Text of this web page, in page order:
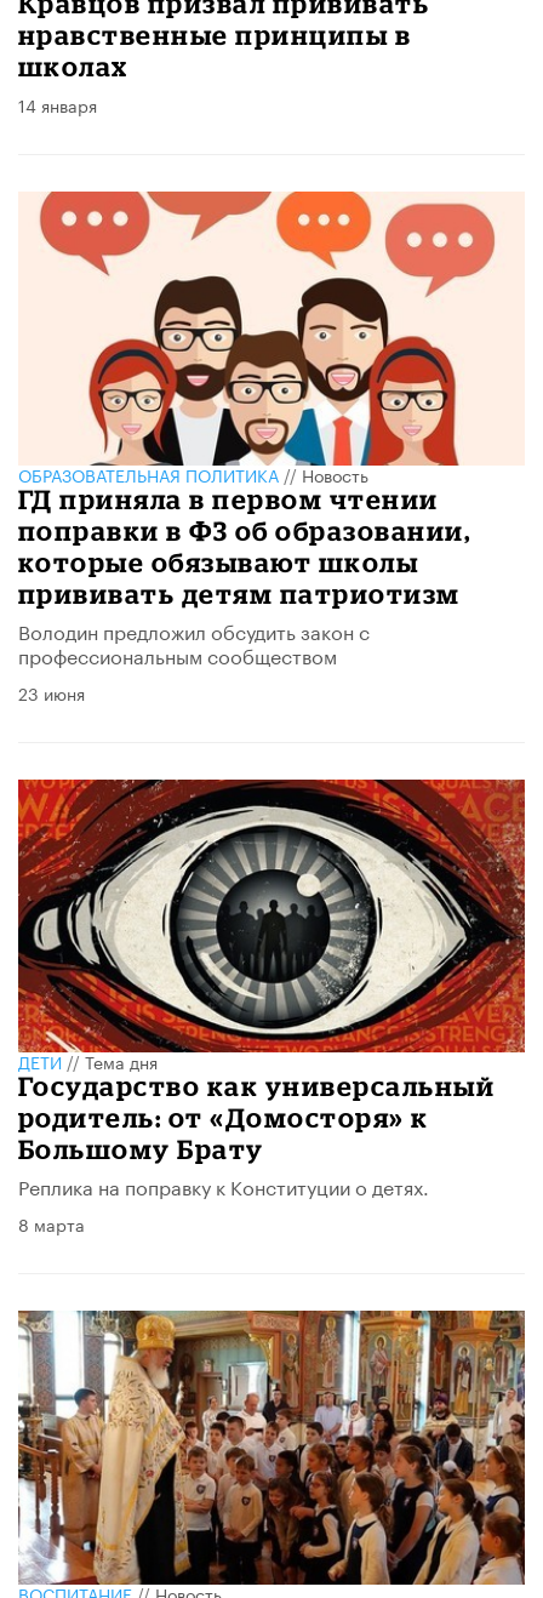
нравственные принципы в
школах
14 января
ОБРАЗОВАТЕЛЬНАЯ ПОЛИТИКА //Новость
ГД приняла в первом чтении
поправки в ФЗ об образовании,
которые обязывают школы
прививать детям патриотизм
Володин предложил обсудить закон с
профессиональным сообществом
23 июня
ДЕТИ//Тема дня
Государство как универсальный
родитель: от «Домосторя» к
Большому Брату
Реплика на поправку к Конституции о детях.
8 марта